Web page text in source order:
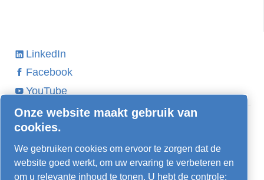
LinkedIn
Facebook
YouTube
Ontdek meer
Stille compressor kopen
FUSION Compressoren
Onze website maakt gebruik van
cookies.
We gebruiken cookies om ervoor te zorgen dat de
website goed werkt, om uw ervaring te verbeteren en
om u relevante inhoud te tonen. U hebt de controle: